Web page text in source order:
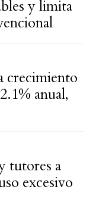
y limita
crecimiento
anual,
tutores a
excesivo